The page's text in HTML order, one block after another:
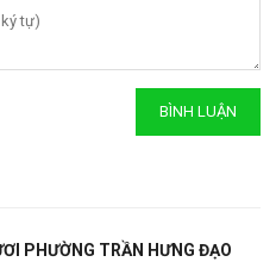
PHƯỜNG TRẦN HƯNG ĐẠO